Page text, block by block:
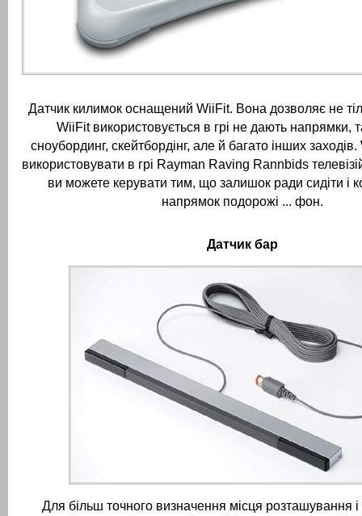
Датчик килимок оснащений WiiFit. Вона дозволяє не
WiiFit використовується в грі не дають напрямки,
сноубординг, скейтбордінг, але й багато інших заходів.
використовувати в грі Rayman Raving Rannbids
ви можете керувати тим, що залишок ради сидіти і
напрямок подорожі ... фон.
Датчик бар
Для більш точного визначення місця розташування